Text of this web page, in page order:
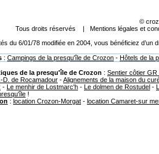
©
Tous droits réservés | Mentions légales et
du 6/01/78 modifiée en 2004, vous bénéficiez
: Campings de la presqu'île de Crozon - Hôtels de la
de la presqu'île de Crozon : Sentier côtier GR
D. de Rocamadour -Alignements de la maison du
- Le menhir de Lostmarc'h - Le dolmen de Rostudel -
!
: location Crozon-Morgat - location Camaret-sur